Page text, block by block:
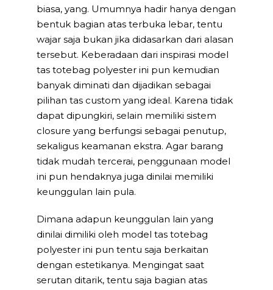
biasa, yang. Umumnya hadir hanya dengan
bentuk bagian atas terbuka lebar, tentu
wajar saja bukan jika didasarkan dari alasan
tersebut. Keberadaan dari inspirasi model
tas totebag polyester ini pun kemudian
banyak diminati dan dijadikan sebagai
pilihan tas custom yang ideal. Karena tidak
dapat dipungkiri, selain memiliki sistem
closure yang berfungsi sebagai penutup,
sekaligus keamanan ekstra. Agar barang
tidak mudah tercerai, penggunaan model
ini pun hendaknya juga dinilai memiliki
keunggulan lain pula.
Dimana adapun keunggulan lain yang
dinilai dimiliki oleh model tas totebag
polyester ini pun tentu saja berkaitan
dengan estetikanya. Mengingat saat
serutan ditarik, tentu saja bagian atas